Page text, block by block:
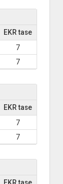
EKR tase
7
7
EKR tase
7
7